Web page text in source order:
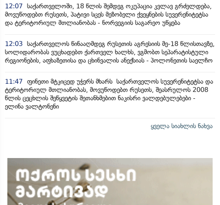
12:07 საქართველოში, 18 წლის შემდეგ ოკუპაცია კვლავ გრძელდება,
მოვუწოდებთ რუსეთს, პატივი სცეს მეზობელი ქვეყნების სუვერენიტეტსა
და ტერიტორიულ მთლიანობას - ნორვეგიის საგარეო უწყება
12:03 საქართველოს წინააღმდეგ რუსეთის აგრესიის მე-18 წლისთავზე,
სოლიდარობას ვუცხადებთ ქართველ ხალხს, ვგმობთ სეპარატისტული
რეგიონების, აფხაზეთისა და ცხინვალის ანექსიას - პოლონეთის საელჩო
11:47 ფინეთი მტკიცედ უჭერს მხარს საქართველოს სუვერენიტეტსა და
ტერიტორიულ მთლიანობას, მოვუწოდებთ რუსეთს, შეასრულოს 2008
წლის ცეცხლის შეწყვეტის შეთანხმებით ნაკისრი ვალდებულებები -
ელინა ვალტონენი
ყველა სიახლის ნახვა